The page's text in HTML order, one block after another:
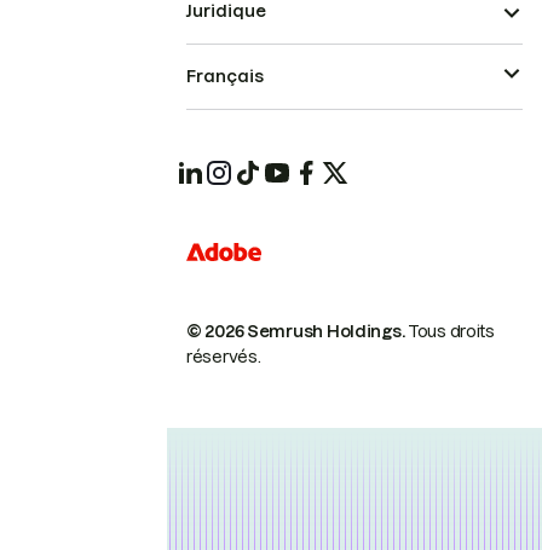
© 2026 Semrush Holdings.Tous droits
réservés.
Juridique
Français